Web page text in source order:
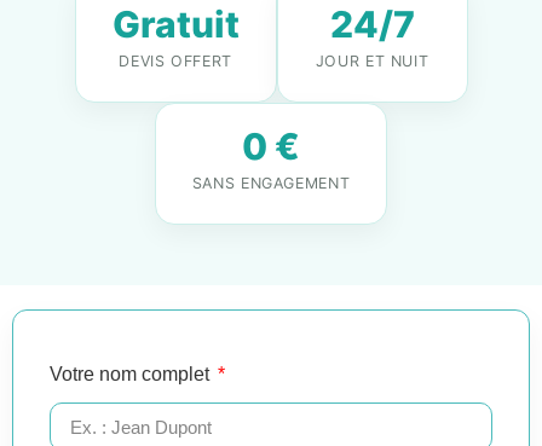
Gratuit
DEVIS OFFERT
24/7
JOUR ET NUIT
0 €
SANS ENGAGEMENT
Votre nom complet